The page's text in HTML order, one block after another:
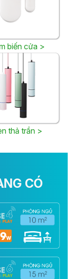
biến cửa >
thả trần >
CÓ